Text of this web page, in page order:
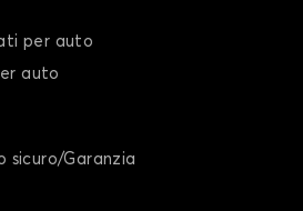
per auto
auto
sicuro/Garanzia